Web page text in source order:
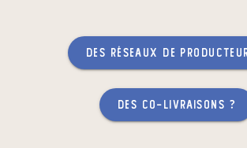
des réseaux de
des co-livraisons ?